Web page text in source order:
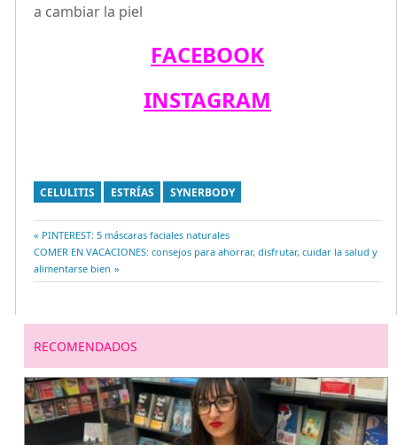
a cambiar la piel
FACEBOOK
INSTAGRAM
CELULITIS ESTRÍAS SYNERBODY
Navegación
entradas
Entrada
anterior:
PINTEREST: 5 máscaras faciales naturales
Entrada
siguiente:
COMER EN VACACIONES: consejos para ahorrar, disfrutar, cuidar la salud y
alimentarse bien
RECOMENDADOS